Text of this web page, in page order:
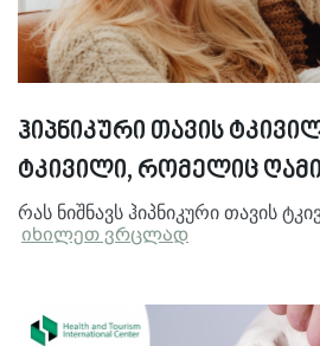
ჰიპნიკური თავის
ტკივილი, რომელიც
რას ნიშნავს ჰიპნიკური თავის
იხილეთ ვრცლად